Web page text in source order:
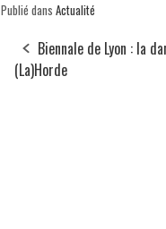
Publié dans Actualité
Biennale de Lyon : la
(La)Horde